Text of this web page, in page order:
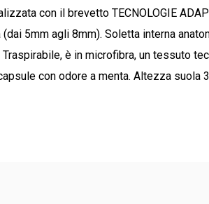
con il brevetto TECNOLOGIE
5mm agli 8mm). Soletta interna
Traspirabile,è in microfibra, un tessuto
con odore a menta. Altezza suola